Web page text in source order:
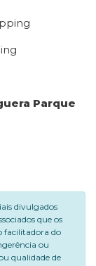
Parque
divulgados
que os
facilitadora do
ou
qualidade de